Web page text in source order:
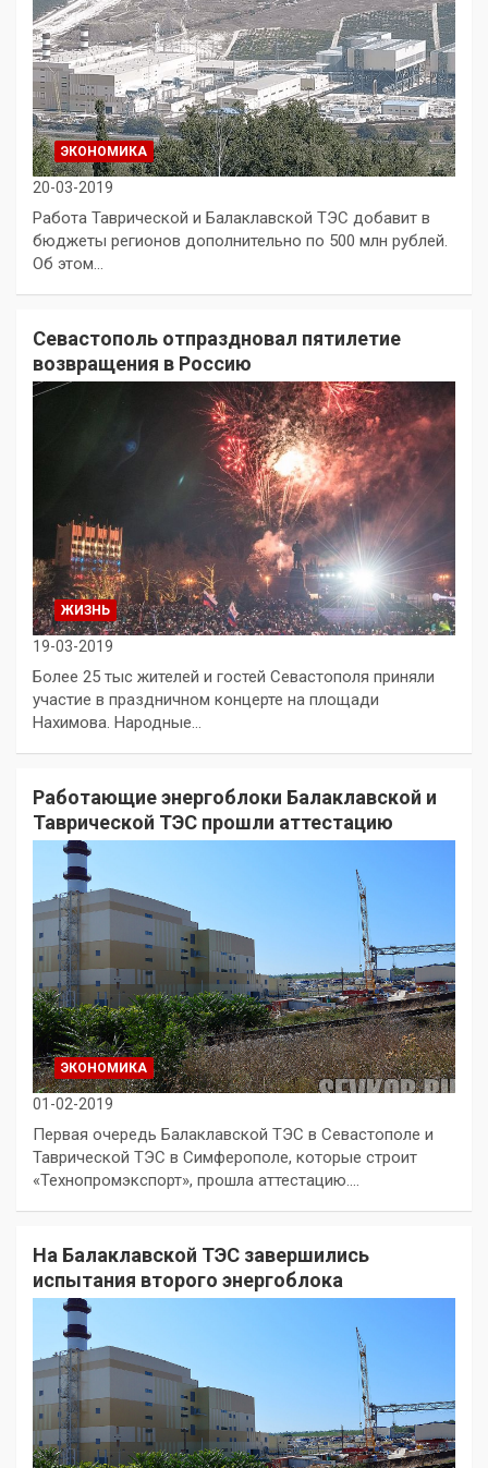
ЭКОНОМИКА
20-03-2019
Работа Таврической и Балаклавской ТЭС добавит в
бюджеты регионов дополнительно по 500 млн рублей.
Об этом…
Севастополь отпраздновал пятилетие
возвращения в Россию
ЖИЗНЬ
19-03-2019
Более 25 тыс жителей и гостей Севастополя приняли
участие в праздничном концерте на площади
Нахимова. Народные…
Работающие энергоблоки Балаклавской и
Таврической ТЭС прошли аттестацию
ЭКОНОМИКА
01-02-2019
Первая очередь Балаклавской ТЭС в Севастополе и
Таврической ТЭС в Симферополе, которые строит
«Технопромэкспорт», прошла аттестацию.…
На Балаклавской ТЭС завершились
испытания второго энергоблока